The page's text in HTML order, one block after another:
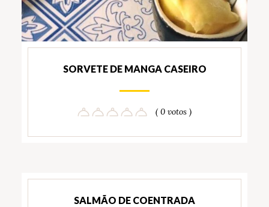
SORVETE DE MANGA CASEIRO
( 0 votos )
SALMÃO DE COENTRADA